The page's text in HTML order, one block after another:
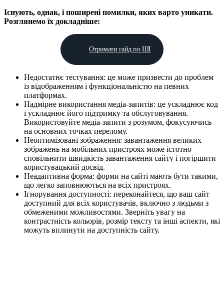
Існують, однак, і поширені помилки, яких варто уникати.
Розглянемо їх докладніше:
Отримати гайд по ШІ
Недостатнє тестування: це може призвести до проблем
із відображенням і функціональністю на певних
платформах.
Надмірне використання медіа-запитів: це ускладнює код
і ускладнює його підтримку та обслуговування.
Використовуйте медіа-запити з розумом, фокусуючись
на основних точках перелому.
Неоптимізовані зображення: завантаження великих
зображень на мобільних пристроях може істотно
сповільнити швидкість завантаження сайту і погіршити
користувацький досвід.
Неадаптивна форма: форми на сайті мають бути такими,
що легко заповнюються на всіх пристроях.
Ігнорування доступності: переконайтеся, що ваш сайт
доступний для всіх користувачів, включно з людьми з
обмеженими можливостями. Зверніть увагу на
контрастність кольорів, розмір тексту та інші аспекти, які
можуть вплинути на доступність сайту.